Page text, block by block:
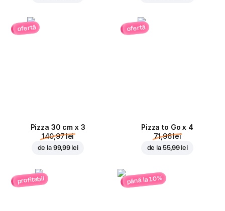
ofertă
Pizza 30 cm x 3
140,97 lei
de la 99,99 lei
ofertă
Pizza to Go x 4
71,96 lei
de la 55,99 lei
profitabil până la 10%